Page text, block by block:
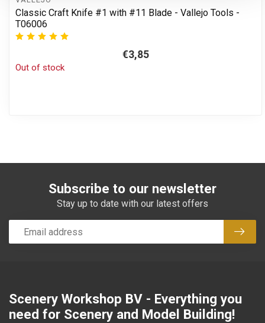
Classic Craft Knife #1 with #11 Blade - Vallejo Tools -
T06006
€3,85
Out of stock
Subscribe to our newsletter
Stay up to date with our latest offers
Scenery Workshop BV - Everything you
need for Scenery and Model Building!